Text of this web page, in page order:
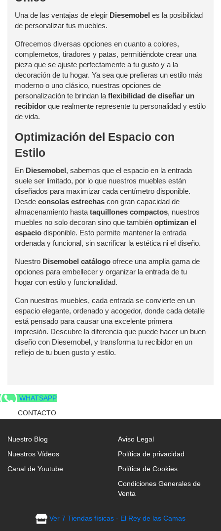
Una de las ventajas de elegir Diesemobel es la posibilidad
de personalizar tus muebles.
Ofrecemos diversas opciones en cuanto a colores,
complemetos, tiradores y patas, permitiéndote crear una
pieza que se ajuste perfectamente a tu gusto y a la
decoración de tu hogar. Ya sea que prefieras un estilo más
moderno o uno clásico, nuestras opciones de
personalización te brindan la flexibilidad de diseñar un
recibidor que realmente represente tu personalidad y estilo
de vida.
Optimización del Espacio con
Estilo
En Diesemobel, sabemos que el espacio en la entrada
suele ser limitado, por lo que nuestros muebles están
diseñados para maximizar cada centímetro disponible.
Desde consolas estrechas con gran capacidad de
almacenamiento hasta taquillones compactos, nuestros
muebles no solo decoran sino que también optimizan el
espacio disponible. Esto permite mantener la entrada
ordenada y funcional, sin sacrificar la estética ni el diseño.
Nuestro Disemobel catálogo ofrece una amplia gama de
opciones para embellecer y organizar la entrada de tu
hogar con estilo y funcionalidad.
Con nuestros muebles, cada entrada se convierte en un
espacio elegante, ordenado y acogedor, donde cada detalle
está pensado para causar una excelente primera
impresión. Descubre la diferencia que puede hacer un buen
diseño con Diesemobel, y transforma tu recibidor en un
reflejo de tu buen gusto y estilo.
WHATSAPP
CONTACTO
Nuestro Blog
Nuestros Vídeos
Canal de Youtube
Aviso Legal
Política de privacidad
Política de Cookies
Condiciones Generales de
Venta
Ver 7 Tiendas físicas - El Rey de las Camas